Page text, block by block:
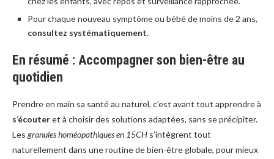
Pour chaque nouveau symptôme ou bébé de moins de 2 ans,
consultez systématiquement.
En résumé : Accompagner son bien-être au
quotidien
Prendre en main sa santé au naturel, c’est avant tout apprendre à
s’écouteret à choisir des solutions adaptées, sans se précipiter.
Lesgranules homéopathiques en 15CH s’intègrent tout
naturellement dans une routine de bien-être globale, pour mieux